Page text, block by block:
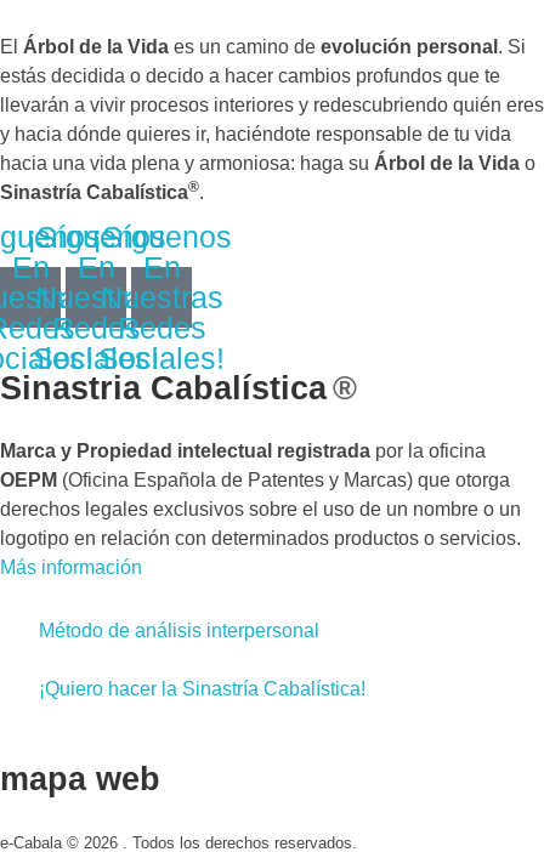
El Árbol de la Vida es un camino de evolución personal . Si
estás decidida o decido a hacer cambios profundos que te
llevarán a vivir procesos interiores y redescubriendo quién eres
y hacia dónde quieres ir, haciéndote responsable de tu vida
hacia una vida plena y armoniosa: haga su Árbol de la Vida o
Sinastría Cabalística®.
En
¡Síguenos
En
Nuestras
Redes
Sociales!
¡Síguenos
En
Nuestras
Redes
Sociales!
Sinastria Cabalística®
Marca y Propiedad intelectual registrada por la oficina
OEPM (Oficina Española de Patentes y Marcas) que otorga
derechos legales exclusivos sobre el uso de un nombre o un
logotipo en relación con determinados productos o servicios.
Más información
Método de análisis interpersonal
¡Quiero hacer la Sinastría Cabalística!
mapa web
e-Cabala © 2026 . Todos los derechos reservados.